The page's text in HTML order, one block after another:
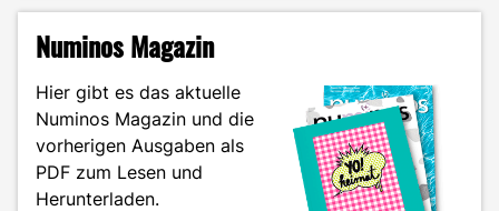
Numinos Magazin
Hier gibt es das aktuelle
Numinos Magazin und die
vorherigen Ausgaben als
PDF zum Lesen und
Herunterladen.